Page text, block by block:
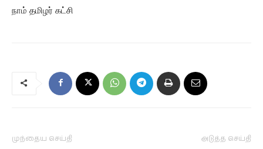
நாம் தமிழர் கட்சி
முந்தைய செய்தி அடுத்த செய்தி